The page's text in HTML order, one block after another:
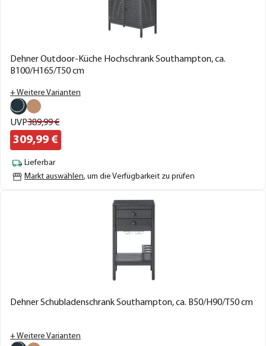
Dehner Outdoor-Küche Hochschrank Southampton, ca.
B100/H165/T50 cm
+ Weitere Varianten
UVP389,99€
309,99 €
Lieferbar
Markt auswählen, um die Verfügbarkeit zu prüfen
Dehner Schubladenschrank Southampton, ca. B50/H90/T50 cm
+ Weitere Varianten